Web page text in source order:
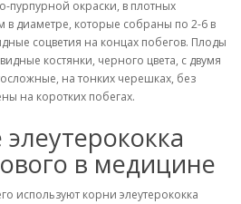
пурпурной окраски, в плотных
в диаметре, которые собраны по 2-6 в
соцветия на концах побегов. Плоды
костянки, черного цвета, с двумя
на тонких черешках, без
на коротких побегах.
в медицине
используют корни элеутерококка